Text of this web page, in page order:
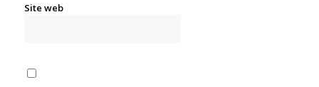
Site web